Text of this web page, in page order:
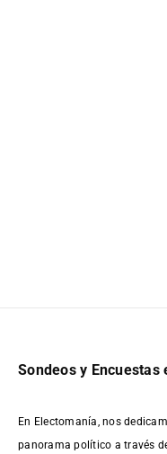
Sondeos y Encuestas
En Electomanía, nos
panorama político a través